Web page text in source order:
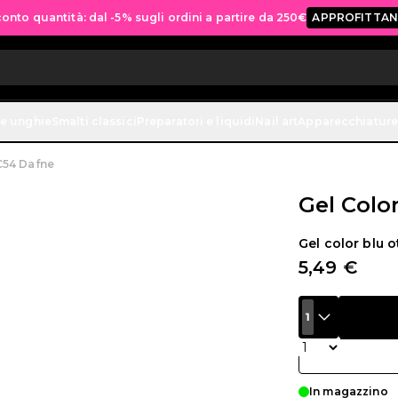
gratuita per tutti gli ordini sopra ai 70€ ACQUISTA ORA
Dafne
Gel
Gel color blu
5,49 €
1
Quantità
In magazzino